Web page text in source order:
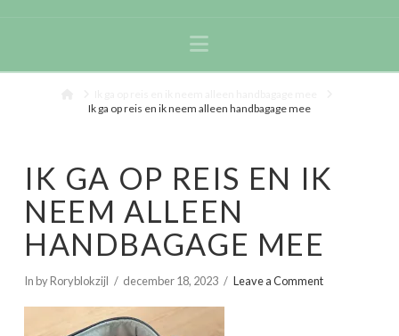
Navigation
Ik ga op reis en ik neem alleen handbagage mee
IK GA OP REIS EN IK
NEEM ALLEEN
HANDBAGAGE MEE
In by Roryblokzijl december 18, 2023 Leave a Comment